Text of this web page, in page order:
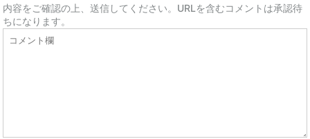
内容をご確認の上、送信してください。URLを含むコメントは承認待
ちになります。